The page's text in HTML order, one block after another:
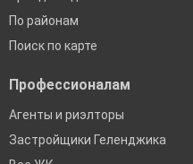
По районам
Поиск по карте
Профессионалам
Агенты и риэлторы
Застройщики Геленджика